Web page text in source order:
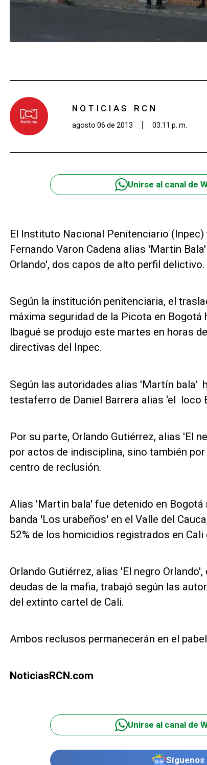
NOTICIAS RCN
agosto 06 de 2013 03:11 p. m.
Unirse al canal de
El Instituto Nacional Penitenciario
Fernando Varon Cadena alias 'Martin
Orlando', dos capos de alto perfil delictivo.
Según la institución penitenciaria, el
máxima seguridad de la Picota en
Ibagué se produjo este martes en horas
directivas del Inpec.
Según las autoridades alias 'Martín bala'
testaferro de Daniel Barrera alias ‘el loco
Por su parte, Orlando Gutiérrez, alias 'El
por actos de indisciplina, sino también
centro de reclusión.
Alias 'Martin bala' fue detenido en
banda 'Los urabeños' en el Valle del
52% de los homicidios registrados en
Orlando Gutiérrez, alias 'El negro
deudas de la mafia, trabajó según las
del extinto cartel de Cali.
Ambos reclusos permanecerán en el
NoticiasRCN.com
Unirse al canal de
Síguenos